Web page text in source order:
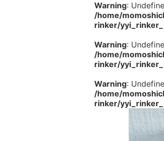
Warning:
/home/
rinker/
Warning:
/home/
rinker/
Warning:
/home/
rinker/